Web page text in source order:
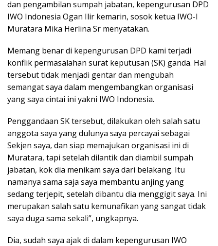
dan pengambilan sumpah jabatan, kepengurusan DPD
IWO Indonesia Ogan Ilir kemarin, sosok ketua IWO-I
Muratara Mika Herlina Sr menyatakan.
Memang benar di kepengurusan DPD kami terjadi
konflik permasalahan surat keputusan (SK) ganda. Hal
tersebut tidak menjadi gentar dan mengubah
semangat saya dalam mengembangkan organisasi
yang saya cintai ini yakni IWO Indonesia.
Penggandaan SK tersebut, dilakukan oleh salah satu
anggota saya yang dulunya saya percayai sebagai
Sekjen saya, dan siap memajukan organisasi ini di
Muratara, tapi setelah dilantik dan diambil sumpah
jabatan, kok dia menikam saya dari belakang. Itu
namanya sama saja saya membantu anjing yang
sedang terjepit, setelah dibantu dia menggigit saya. Ini
merupakan salah satu kemunafikan yang sangat tidak
saya duga sama sekali”, ungkapnya.
Dia, sudah saya ajak di dalam kepengurusan IWO